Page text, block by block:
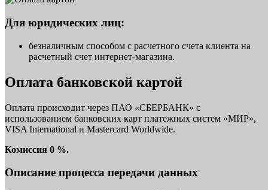
Для юридических лиц:
безналичным способом с расчетного счета клиента на
расчетный счет интернет-магазина.
Оплата банковской картой
Оплата происходит через ПАО «СБЕРБАНК» с
использованием банковских карт платежных систем «МИР»,
VISA International и Mastercard Worldwide.
Комиссия 0 %.
Описание процесса передачи данных